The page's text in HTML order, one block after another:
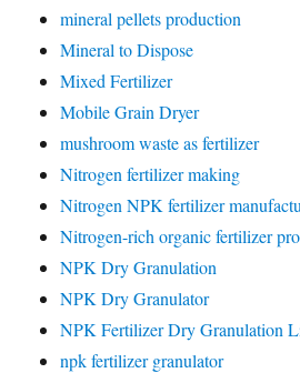
mineral pellets production
Mineral to Dispose
Mixed Fertilizer
Mobile Grain Dryer
mushroom waste as fertilizer
Nitrogen fertilizer making
Nitrogen NPK fertilizer
Nitrogen-rich organic fertilizer
NPK Dry Granulation
NPK Dry Granulator
NPK Fertilizer Dry Granulation
npk fertilizer granulator